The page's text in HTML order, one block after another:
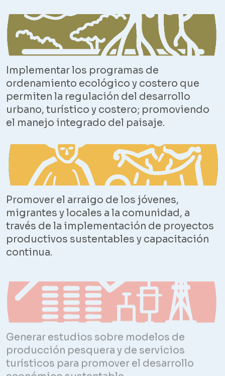
Implementar los programas de
ordenamiento ecológico y costero que
permiten la regulación del desarrollo
urbano, turístico y costero; promoviendo
el manejo integrado del paisaje.
Promover el arraigo de los jóvenes,
migrantes y locales a la comunidad, a
través de la implementación de proyectos
productivos sustentables y capacitación
continua.
Generar estudios sobre modelos de
producción pesquera y de servicios
turísticos para promover el desarrollo
económico sustentable.